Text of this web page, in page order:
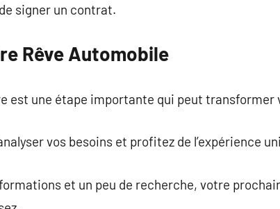
signer un contrat.
Rêve Automobile
est une étape importante qui peut transformer
vos besoins et profitez de l’expérience
et un peu de recherche, votre